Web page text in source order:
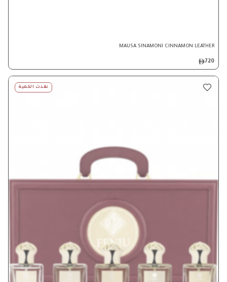
MAUSA SINAMONI CINNAMON LEATHER
720
نفذت الكمية